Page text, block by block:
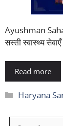
Ayushman
सस्ती स्वास्थ्य
Read more
Categories
Haryana